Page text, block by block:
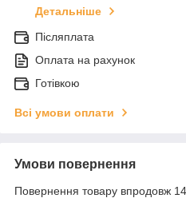
Детальніше
Післяплата
Оплата на рахунок
Готівкою
Всі умови оплати
Умови повернення
Повернення товару впродовж